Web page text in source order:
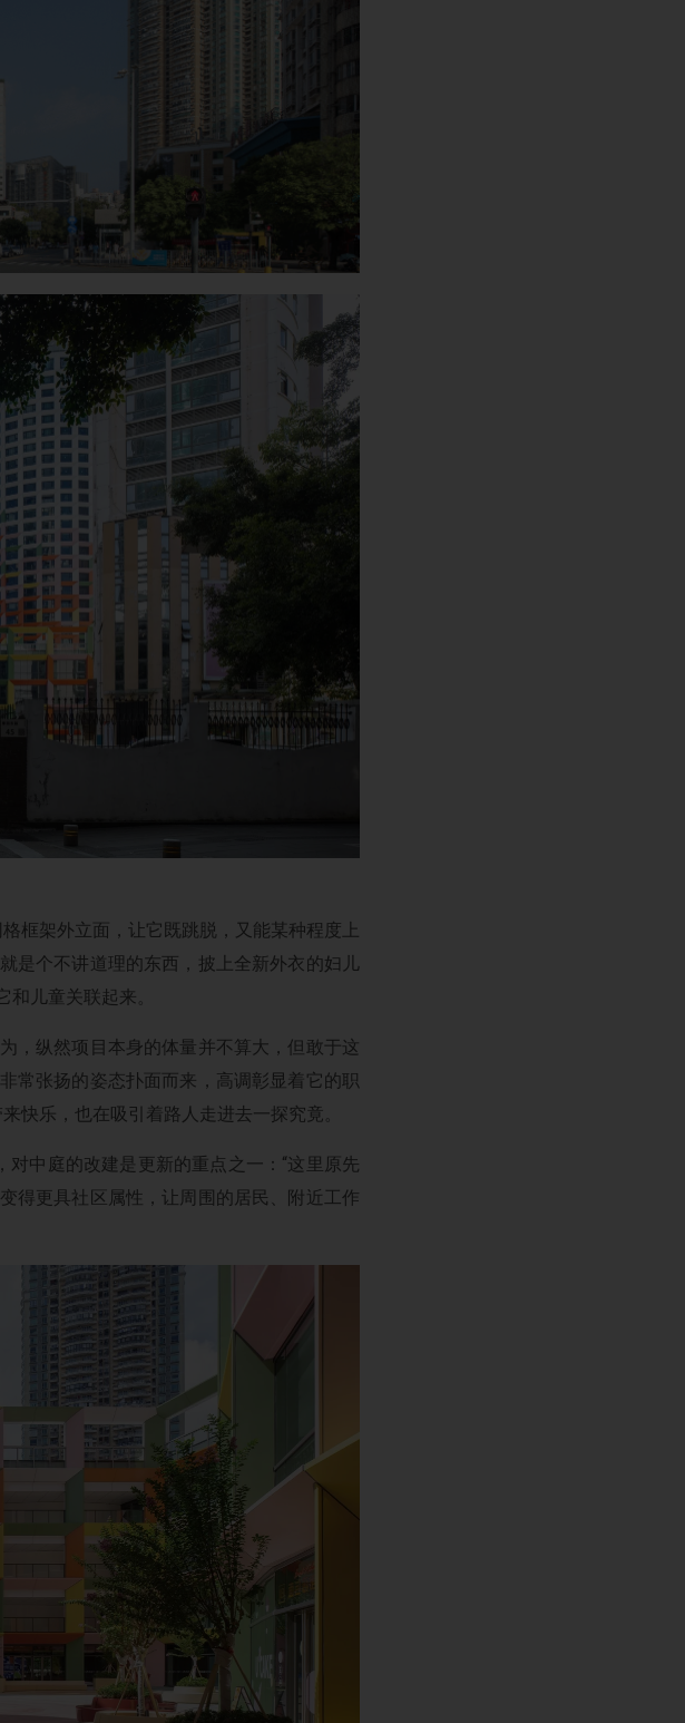
框架外立面，让它既跳脱，又能某种程度上
是个不讲道理的东西，披上全新外衣的妇儿
儿童关联起来。
，纵然项目本身的体量并不算大，但敢于这
常张扬的姿态扑面而来，高调彰显着它的职
快乐，也在吸引着路人走进去一探究竟。
对中庭的改建是更新的重点之一：“这里原先
得更具社区属性，让周围的居民、附近工作